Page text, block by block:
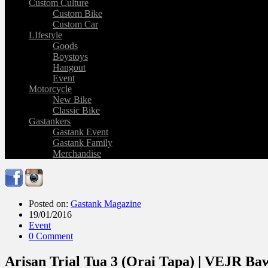
Custom Culture
Custom Bike
Custom Car
LIfestyle
Goods
Boystoys
Hangout
Event
Motorcycle
New Bike
Classic Bike
Gastankers
Gastank Event
Gastank Family
Merchandise
Posted on: Gastank Magazine
19/01/2016
Event
0 Comment
Arisan Trial Tua 3 (Orai Tapa) | VEJR